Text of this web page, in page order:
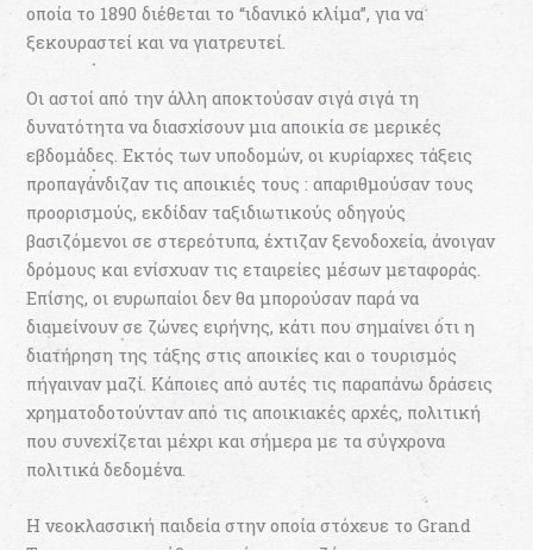
οποία το 1890 διέθεται το “ιδανικό κλίμα”, για να
ξεκουραστεί και να γιατρευτεί.
Οι αστοί από την άλλη αποκτούσαν σιγά σιγά τη
δυνατότητα να διασχίσουν μια αποικία σε μερικές
εβδομάδες. Εκτός των υποδομών, οι κυρίαρχες τάξεις
προπαγάνδιζαν τις αποικιές τους : απαριθμούσαν τους
προορισμούς, εκδίδαν ταξιδιωτικούς οδηγούς
βασιζόμενοι σε στερεότυπα, έχτιζαν ξενοδοχεία, άνοιγαν
δρόμους και ενίσχυαν τις εταιρείες μέσων μεταφοράς.
Επίσης, οι ευρωπαίοι δεν θα μπορούσαν παρά να
διαμείνουν σε ζώνες ειρήνης, κάτι που σημαίνει ότι η
διατήρηση της τάξης στις αποικίες και ο τουρισμός
πήγαιναν μαζί. Κάποιες από αυτές τις παραπάνω δράσεις
χρηματοδοτούνταν από τις αποικιακές αρχές, πολιτική
που συνεχίζεται μέχρι και σήμερα με τα σύγχρονα
πολιτικά δεδομένα.
Η νεοκλασσική παιδεία στην οποία στόχευε το Grand